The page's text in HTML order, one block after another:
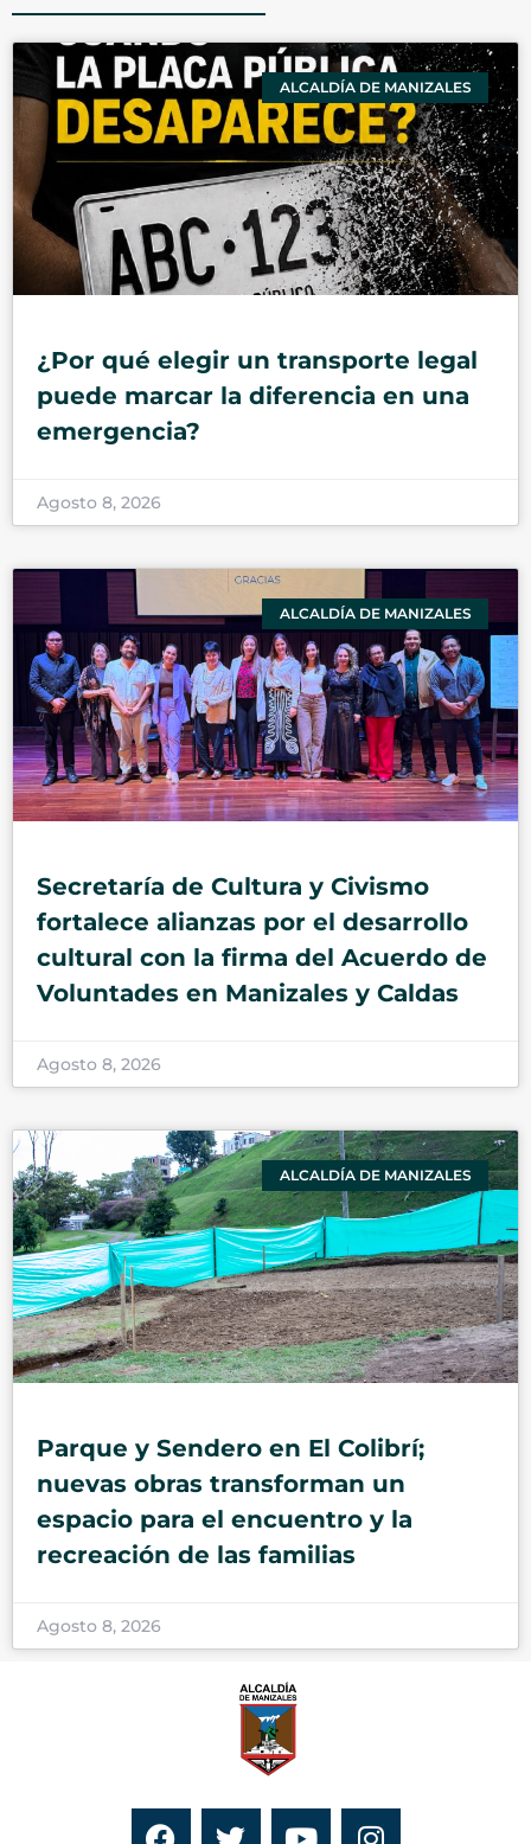
ALCALDÍA DE MANIZALES
¿Por qué elegir un transporte legal
puede marcar la diferencia en una
emergencia?
Agosto 8, 2026
ALCALDÍA DE MANIZALES
Secretaría de Cultura y Civismo
fortalece alianzas por el desarrollo
cultural con la firma del Acuerdo de
Voluntades en Manizales y Caldas
Agosto 8, 2026
ALCALDÍA DE MANIZALES
Parque y Sendero en El Colibrí;
nuevas obras transforman un
espacio para el encuentro y la
recreación de las familias
Agosto 8, 2026